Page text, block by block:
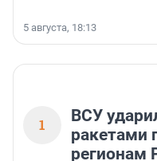
5 августа, 18:13
1
ВСУ
ракетами
регионам